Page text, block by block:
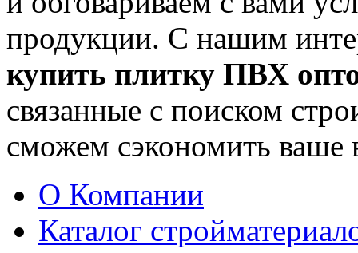
продукции. С нашим
купить плитку ПВХ
связанные с поиском
сможем сэкономить ваше
О Компании
Каталог